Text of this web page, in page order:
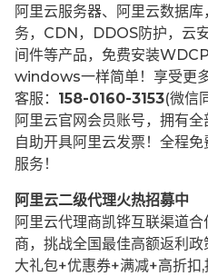
阿里云服务器、阿里云数据
务，CDN，DDOS防护，云
间件等产品，免费安装
windows一样简单！享受更
客服： 158-0160-3153(微信
阿里云官网会员账号，拥有全
自助开具阿里云发票！全程
服务！
阿里云二级代理火热招募中
阿里云代理商凯铧互联渠道
商，挑战全国最佳高额返利
大礼包+优惠券+满减+高折扣